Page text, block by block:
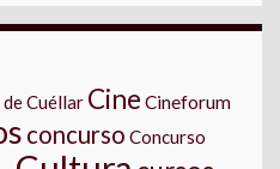
Cuéllar Cine Cineforum
concurso Concurso